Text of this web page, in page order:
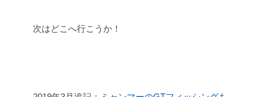
次はどこへ行こうか！